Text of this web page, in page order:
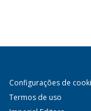
Configurações de
Termos de uso